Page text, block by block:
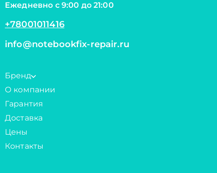
Ежедневно с 9:00 до 21:00
+78001011416
info@notebookfix-repair.ru
Бренд
О компании
Гарантия
Доставка
Цены
Контакты